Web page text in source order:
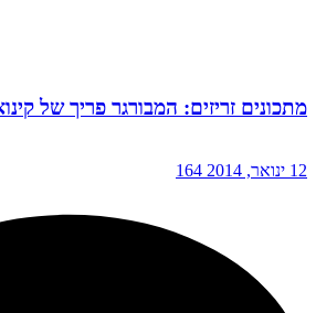
מתכונים זריזים: המבורגר פריך של
12 ינואר, 2014 164